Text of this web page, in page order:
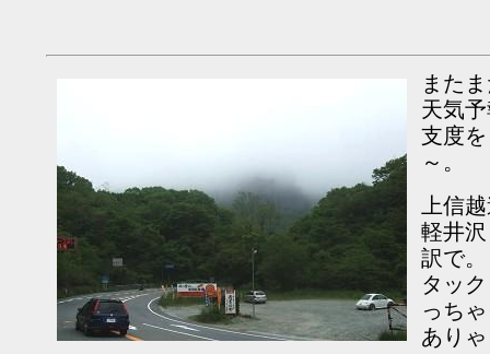
また
天気
支度
～。
上信
軽井
訳で。
タッ
っち
あり